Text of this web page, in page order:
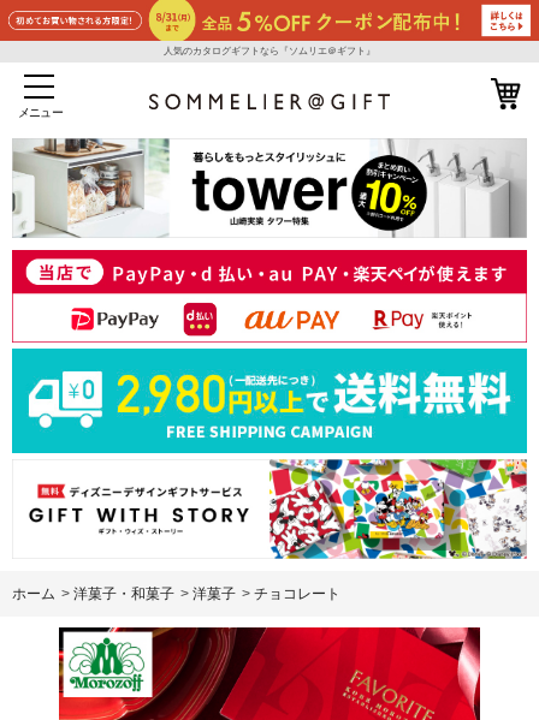
人気のカタログギフトなら『ソムリエ＠ギフト』
メニュー
ホーム > 洋菓子・和菓子 > 洋菓子 > チョコレート